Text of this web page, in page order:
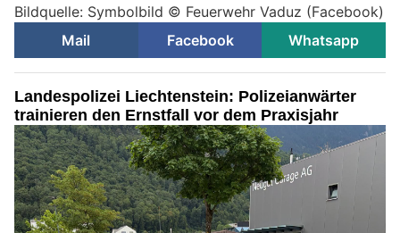
Bildquelle: Symbolbild © Feuerwehr Vaduz (Facebook)
Mail
Facebook Whatsapp
Landespolizei Liechtenstein: Polizeianwärter
trainieren den Ernstfall vor dem Praxisjahr